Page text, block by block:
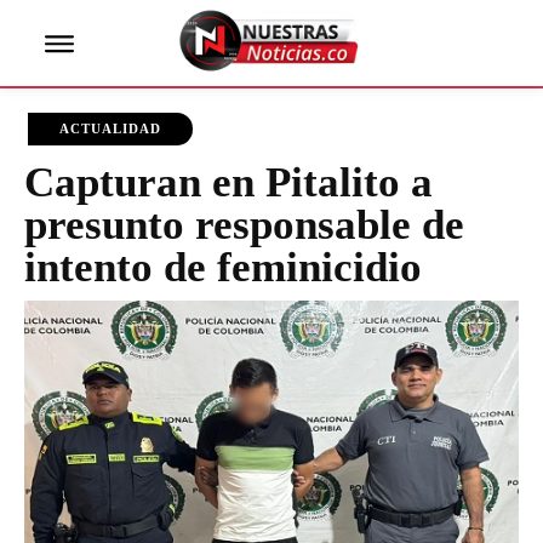
ACTUALIDAD
Capturan en Pitalito a
presunto responsable de
intento de feminicidio